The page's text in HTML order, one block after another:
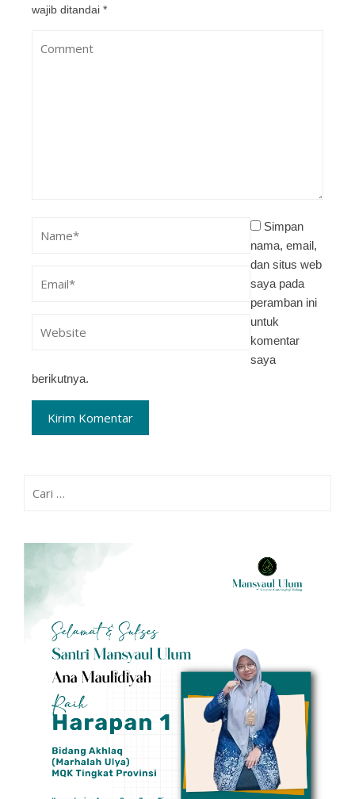
wajib ditandai *
Simpan
nama, email,
dan situs web
saya pada
peramban ini
untuk
komentar
saya
berikutnya.
untuk: